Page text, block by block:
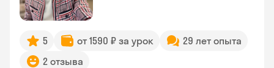
5 от 1590 ₽ за урок
29 лет опыта
2 отзыва